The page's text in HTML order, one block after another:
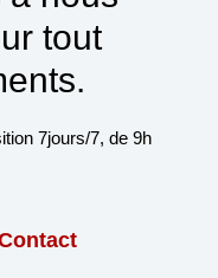
tout
7jours/7, de 9h